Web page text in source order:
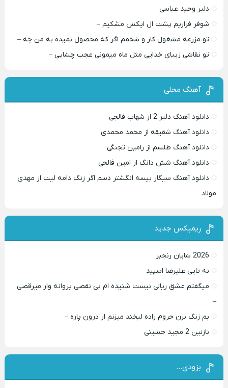
دلبر وحید عباسی
شوفر فراریم پشت ال ایکس مشکیم –
تو مزرعه مشغول کار و شخمم اگر که محصول نمیده به من چه –
تو نقاشی زیبای خدایی مثل ماه میمونی عجب چشایی –
آهنگ محلی
دانلود آهنگ دلبر 2 از شهاب فالجی
دانلود آهنگ شقیقه از محمد محمدی
دانلود آهنگ طلسم از رامین تجنگی
دانلود آهنگ شش دانگ از امین فالجی
دانلود آهنگ سیگار بیسه انگشتر دسم اگر زنگ دامه لیت از مهدی
مولاد
ریمیکس جدید
2026 شایان رنجبر
نه تایی علیرضا اسپید
میگفتم عشق ریالی نیست شنیده ام بی نقصی پروانه وار میرقصی
–
بم زنگ نزن حروم زاده لبخند میزنم از درون پاره –
نازنین 2 مجید حسینی
بزودی…